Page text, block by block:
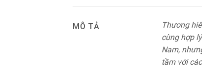
MÔ TẢ
Thương
cùng hợp
Nam,
tầm với